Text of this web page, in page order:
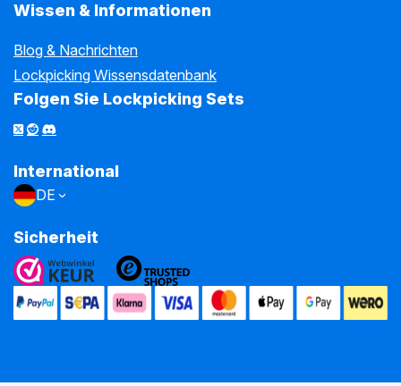
Wissen & Informationen
Blog & Nachrichten
Lockpicking Wissensdatenbank
Folgen Sie Lockpicking Sets
International
DE
Sicherheit